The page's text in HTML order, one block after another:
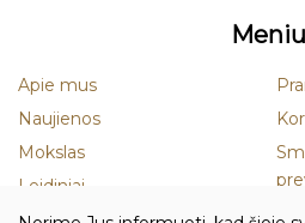
Meniu
Apie mus
Naujienos
Mokslas
Leidiniai